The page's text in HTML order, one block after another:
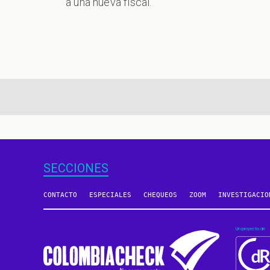
SECCIONES
CONTACTO ESPECIALES CHEQUEOS ZOOM
Un proyecto de